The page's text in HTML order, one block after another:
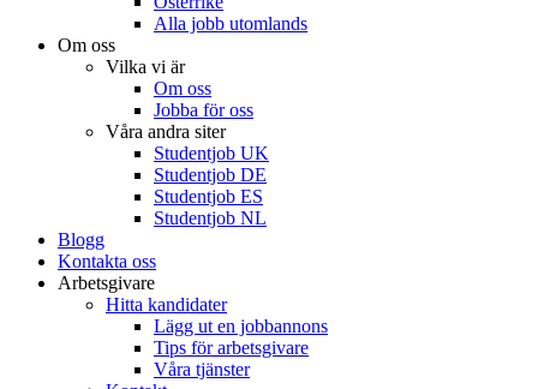
Alla jobb utomlands
Om oss
Vilka vi är
Om oss
Jobba för oss
Våra andra siter
Studentjob UK
Studentjob DE
Studentjob ES
Studentjob NL
Blogg
Kontakta oss
Arbetsgivare
Hitta kandidater
Lägg ut en jobbannons
Tips för arbetsgivare
Våra tjänster